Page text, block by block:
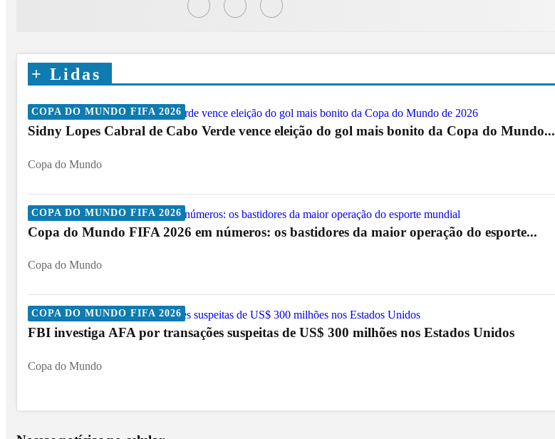
+ Lidas
COPA DO MUNDO FIFA 2026
Sidny Lopes Cabral de Cabo Verde vence eleição do gol mais bonito da Copa do Mundo...
Copa do Mundo
COPA DO MUNDO FIFA 2026
Copa do Mundo FIFA 2026 em números: os bastidores da maior operação do esporte...
Copa do Mundo
COPA DO MUNDO FIFA 2026
FBI investiga AFA por transações suspeitas de US$ 300 milhões nos Estados Unidos
Copa do Mundo